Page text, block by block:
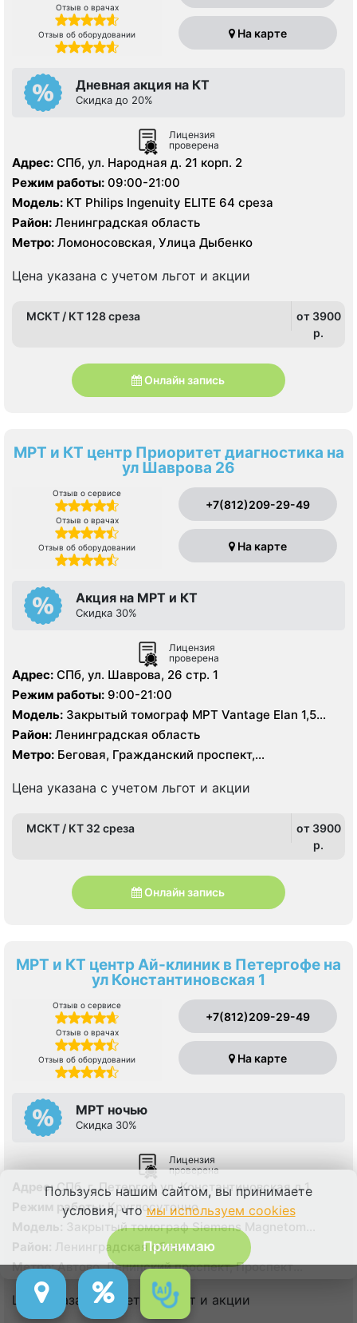
Отзыв о врачах
Отзыв об оборудовании На карте
Дневная акция на КТ
Скидка до 20%
Лицензия
проверена
Адрес: СПб, ул. Народная д. 21 корп. 2
Режим работы: 09:00-21:00
Модель: КТ Philips Ingenuity ELITE 64 среза
Район: Ленинградская область
Метро: Ломоносовская, Улица Дыбенко
Цена указана с учетом льгот и акции
МСКТ / КТ 128 среза
от 3900
p.
Онлайн запись
МРТ и КТ центр Приоритет диагностика на
ул Шаврова 26
Отзыв о сервисе
Отзыв о врачах
Отзыв об оборудовании
+7(812)209-29-49
На карте
Акция на МРТ и КТ
Скидка 30%
Лицензия
проверена
Адрес: СПб, ул. Шаврова, 26 стр. 1
Режим работы: 9:00-21:00
Модель: Закрытый томограф МРТ Vantage Elan 1,5
Тесла, КТ Aquilion Lightning TSX-035A 32 среза
Район: Ленинградская область
Метро: Беговая, Гражданский проспект,
Пионерская, Проспект Просвещения, Старая Деревня,
Удельная
Цена указана с учетом льгот и акции
МСКТ / КТ 32 среза
от 3900
p.
Онлайн запись
МРТ и КТ центр Ай-клиник в Петергофе на
ул Константиновская 1
Отзыв о сервисе
Отзыв о врачах
Отзыв об оборудовании
+7(812)209-29-49
На карте
МРТ ночью
Скидка 30%
Лицензия
проверена
Адрес: СПб, г. Петергоф ул. Константиновская д.1
Режим работы:Круглосуточно
Модель: Закрытый томограф Siemens Magnetom
Avanto 1,5 Тесла, КТ Philips Ingenia 128 срезов
Район: Ленинградская область
Метро:Автово, Ленинский проспект, Проспект
Ветеранов
Цена указана с учетом льгот и акции
Пользуясь нашим сайтом, вы принимаете
условия, чтомы используем cookies
Принимаю